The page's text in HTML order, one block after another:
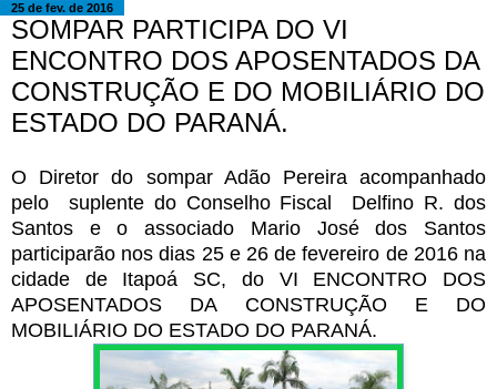
25 de fev. de 2016
SOMPAR PARTICIPA DO VI
ENCONTRO DOS APOSENTADOS DA
CONSTRUÇÃO E DO MOBILIÁRIO DO
ESTADO DO PARANÁ.
O Diretor do sompar Adão Pereira acompanhado
pelo suplente do Conselho Fiscal Delfino R. dos
Santos e o associado Mario José dos Santos
participarão nos dias 25 e 26 de fevereiro de 2016 na
cidade de Itapoá SC, do VI ENCONTRO DOS
APOSENTADOS DA CONSTRUÇÃO E DO
MOBILIÁRIO DO ESTADO DO PARANÁ.